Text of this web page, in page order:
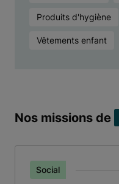
Produits d'hygiène
Vêtements enfant
Nos missions de
Social